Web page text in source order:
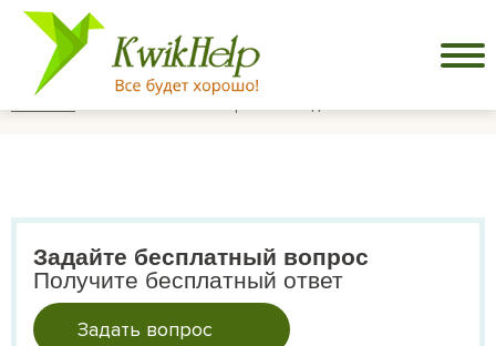
Задайте бесплатный вопрос
Получите бесплатный ответ
Задать вопрос